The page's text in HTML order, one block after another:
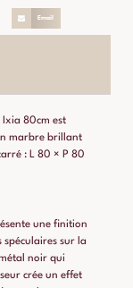
Email
Ixia 80cm est
marbre brillant
: L 80 × P 80
une finition
sur la
noir qui
crée un effet